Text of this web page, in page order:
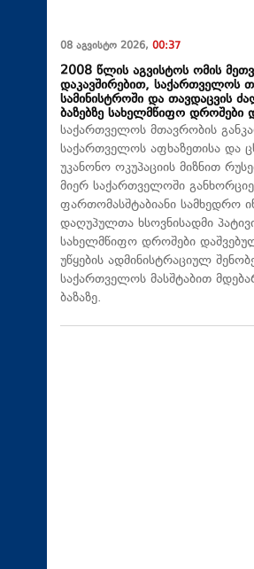
08 აგვისტო 2026, 00:37
2008 წლის აგვისტოს ომის
დაკავშირებით, საქართველოს
სამინისტროში და თავდაცვის
ბაზებზე სახელმწიფო დროშები
საქართველოს მთავრობის
საქართველოს აფხაზეთისა და
უკანონო ოკუპაციის მიზნით
მიერ საქართველოში
ფართომასშტაბიანი სამხედრო
დაღუპულთა ხსოვნისადმი
სახელმწიფო დროშები
უწყების ადმინისტრაციულ
საქართველოს მასშტაბით
ბაზაზე.